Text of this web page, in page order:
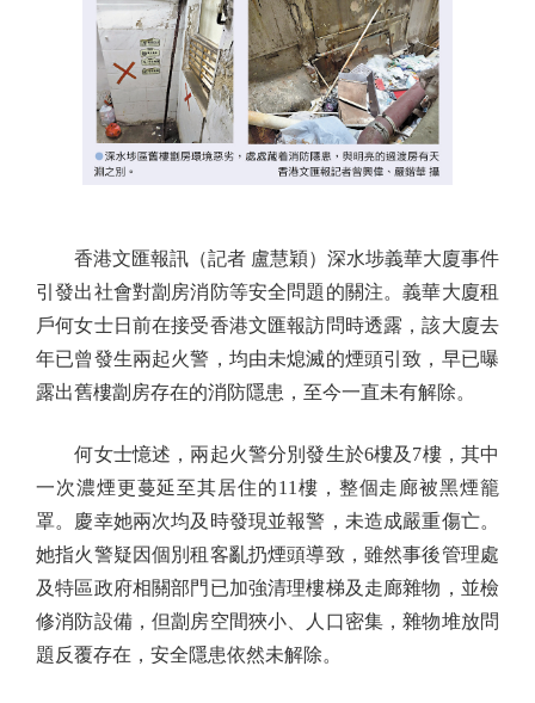
香港文匯報訊（記者 盧慧穎）深水埗義華大廈事件
引發出社會對劏房消防等安全問題的關注。義華大廈租
戶何女士日前在接受香港文匯報訪問時透露，該大廈去
年已曾發生兩起火警，均由未熄滅的煙頭引致，早已曝
露出舊樓劏房存在的消防隱患，至今一直未有解除。
何女士憶述，兩起火警分別發生於6樓及7樓，其中
一次濃煙更蔓延至其居住的11樓，整個走廊被黑煙籠
罩。慶幸她兩次均及時發現並報警，未造成嚴重傷亡。
她指火警疑因個別租客亂扔煙頭導致，雖然事後管理處
及特區政府相關部門已加強清理樓梯及走廊雜物，並檢
修消防設備，但劏房空間狹小、人口密集，雜物堆放問
題反覆存在，安全隱患依然未解除。